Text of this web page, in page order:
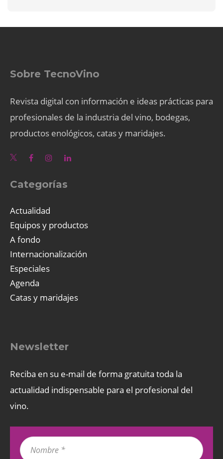
Sobre TecnoVino
Revista digital con información e ideas prácticas para
profesionales de la industria del vino, bodegas,
productos enológicos, catas y maridajes.
Categorías
Actualidad
Equipos y productos
A fondo
Internacionalización
Especiales
Agenda
Catas y maridajes
Newsletter
Reciba en su e-mail de forma gratuita toda la
actualidad indispensable para el profesional del
vino.